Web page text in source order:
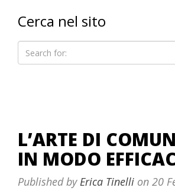
Cerca nel sito
L’ARTE DI
IN MODO
Published byErica Tinelli on 20